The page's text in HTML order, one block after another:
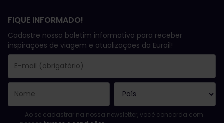
FIQUE INFORMADO!
Cadastre nosso boletim informativo para receber
inspirações de viagem e atualizações da Eurail!
Você se inscreveu com sucesso.
O campo endereço de e-mail é obrigatório!
E-mail inválido!
Erro ao assinar o boletim eletrônico. Tente novamente mais
Você já assinou este boletim eletrônico!
Favor concordar com os termos e condições para assinar a
Ao se cadastrar na nossa newsletter, você concorda com